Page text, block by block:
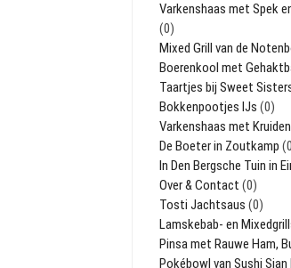
Varkenshaas met Spek
(0)
Mixed Grill van de
Boerenkool met
Taartjes bij Sweet
Bokkenpootjes IJs (0)
Varkenshaas met
De Boeter in Zoutkamp
In Den Bergsche Tuin in
Over & Contact (0)
Tosti Jachtsaus (0)
Lamskebab- en
Pinsa met Rauwe Ham,
Pokébowl van Sushi Sian